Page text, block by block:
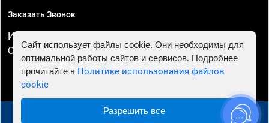
Заказать Звонок
ИП Смирнов Георгий Павлович. ИНН 781302555843,
ОГРНИП 324470400032610
© 2010 - 2026 Чип тюнинг в Омске - Автосервис "Евро
Сайт использует файлы cookie. Они необходимы для
оптимальной работы сайтов и сервисов. Подробнее
прочитайте в Политике использования файлов
cookie
Разрешить все